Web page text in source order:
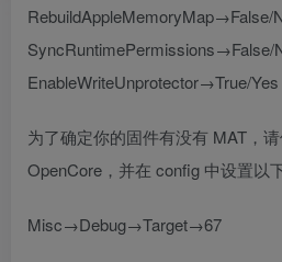
RebuildAppleMemoryMap→False/
SyncRuntimePermissions→False/
EnableWriteUnprotector→True/Yes
为了确定你的固件有没有 MAT，
OpenCore，并在 config 中设置以
Misc→Debug→Target→67